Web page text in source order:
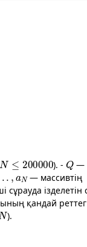
). -
—
,.. ,a N
— массивтің
сұрауда ізделетін
қандай
).